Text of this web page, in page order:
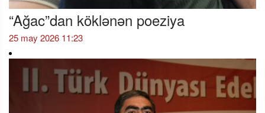
“Ağac”dan köklənən poeziya
25 may 2026 11:23